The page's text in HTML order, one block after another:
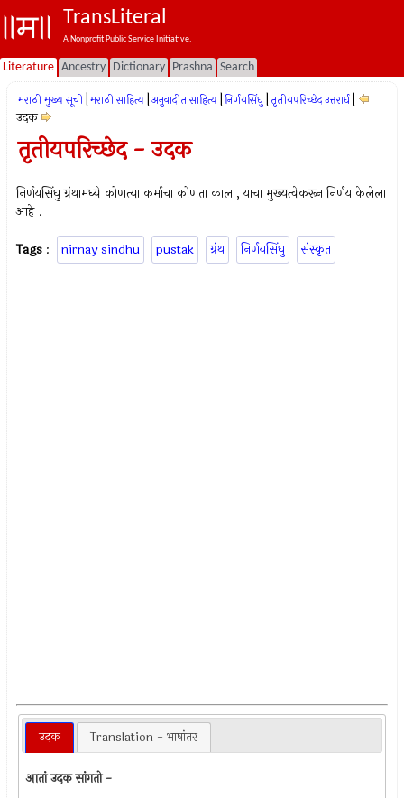
TransLiteral
A Nonprofit Public Service Initiative.
Literature Ancestry Dictionary Prashna Search
मराठी मुख्य सूची मराठी साहित्य अनुवादीत साहित्य निर्णयसिंधु तृतीयपरिच्छेद उत्तरार्ध
उदक
तृतीयपरिच्छेद - उदक
निर्णयसिंधु ग्रंथामध्ये कोणत्या कर्माचा कोणता काल , याचा मुख्यत्वेकरून निर्णय केलेला
आहे .
Tags : nirnay sindhu pustak ग्रंथ निर्णयसिंधु संस्कृत
उदक Translation - भाषांतर
आतां उदक सांगतो -